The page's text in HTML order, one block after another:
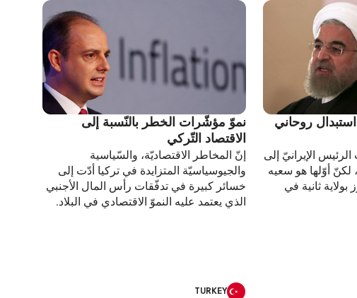
روحاني
الإيرانيّ إلى
لكنّ أوّلها هو سعيه
ثانية في
نموّ مؤشّرات الخطر بالنّسبة إلى
الاقتصاد التّركي
إنّ المخاطر الاقتصاديّة، والسّياسية
والجيوسياسيّة المتزايدة في تركيا أدّت إلى
خسائر كبيرة في تدفّقات رأس المال الأجنبي
الذي يعتمد عليه النموّ الاقتصادي في البلاد.
TURKEY